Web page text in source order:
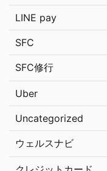
LINE pay
SFC
SFC修行
Uber
Uncategorized
ウェルスナビ